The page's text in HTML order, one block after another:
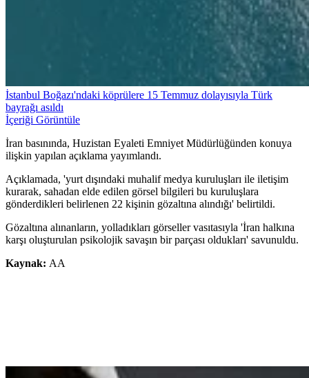
İstanbul Boğazı'ndaki köprülere 15 Temmuz dolayısıyla Türk
bayrağı asıldı
İçeriği Görüntüle
İran basınında, Huzistan Eyaleti Emniyet Müdürlüğünden konuya
ilişkin yapılan açıklama yayımlandı.
Açıklamada, 'yurt dışındaki muhalif medya kuruluşları ile iletişim
kurarak, sahadan elde edilen görsel bilgileri bu kuruluşlara
gönderdikleri belirlenen 22 kişinin gözaltına alındığı' belirtildi.
Gözaltına alınanların, yolladıkları görseller vasıtasıyla 'İran halkına
karşı oluşturulan psikolojik savaşın bir parçası oldukları' savunuldu.
Kaynak: AA